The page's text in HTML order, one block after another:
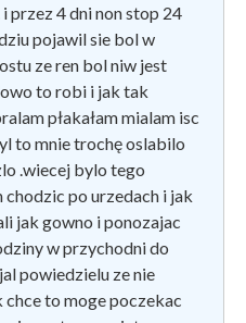
przez 4 dni non stop 24
pojawil sie bol w
ze ren bol niw jest
to robi i jak tak
płakałam mialam isc
to mnie trochę oslabilo
.wiecej bylo tego
po urzedach i jak
jak gowno i ponozajac
w przychodni do
powiedzielu ze nie
to moge poczekac